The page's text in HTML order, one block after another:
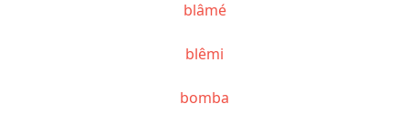
blâmé
blêmi
bomba